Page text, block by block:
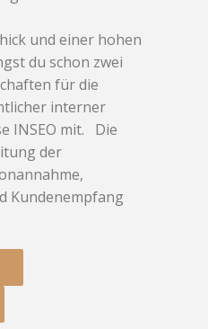
und einer hohen
du schon zwei
für die
interner
INSEO mit. Die
der
Kundenempfang